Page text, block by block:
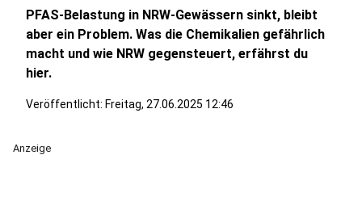
PFAS-Belastung in NRW-Gewässern sinkt, bleibt
aber ein Problem. Was die Chemikalien gefährlich
macht und wie NRW gegensteuert, erfährst du
hier.
Veröffentlicht: Freitag, 27.06.2025 12:46
Anzeige